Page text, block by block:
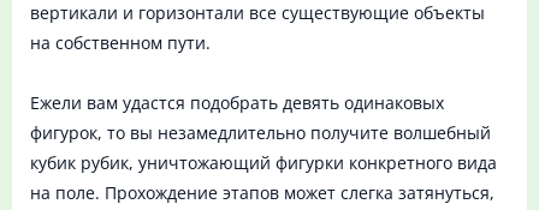
вертикали и горизонтали все существующие объекты
на собственном пути.
Ежели вам удастся подобрать девять одинаковых
фигурок, то вы незамедлительно получите волшебный
кубик рубик, уничтожающий фигурки конкретного вида
на поле. Прохождение этапов может слегка затянуться,